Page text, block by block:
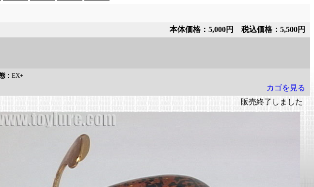
本体価格：5,000円 税込価格：5,500円
： EX+
カゴを見る
販売終了しました